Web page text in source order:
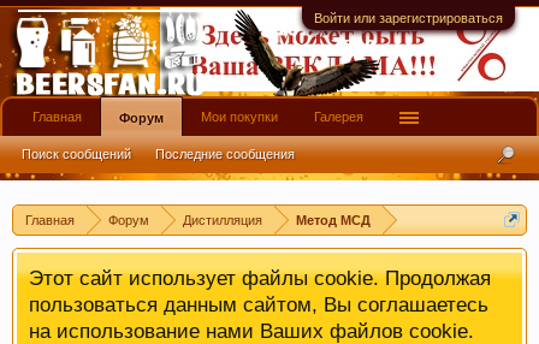
Войти или зарегистрироваться
Главная Форум Дистилляция Метод МСД
имеют информационной ценности! СПАСИБО
Этот сайт использует файлы cookie. Продолжая
пользоваться данным сайтом, Вы соглашаетесь
на использование нами Ваших файлов cookie.
Главная Форум
Поиск сообщений Последние сообщения
Мои покупки Галерея